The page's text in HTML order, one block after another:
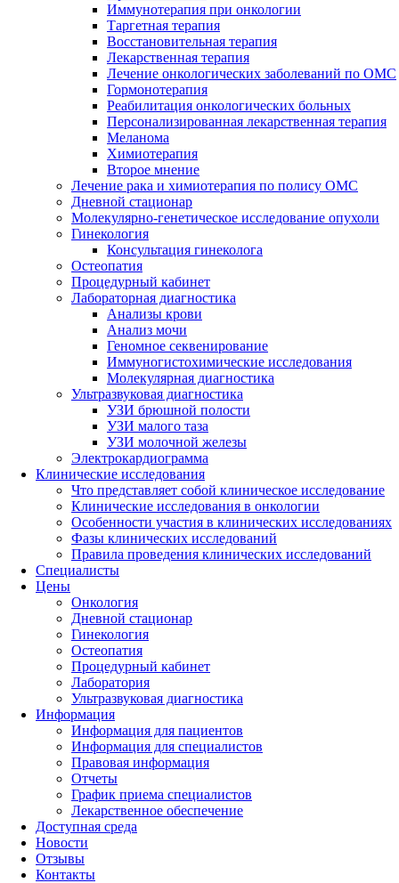
Иммунотерапия при онкологии
Таргетная терапия
Восстановительная терапия
Лекарственная терапия
Лечение онкологических заболеваний по ОМС
Гормонотерапия
Реабилитация онкологических больных
Персонализированная лекарственная терапия
Меланома
Химиотерапия
Второе мнение
Лечение рака и химиотерапия по полису ОМС
Дневной стационар
Молекулярно-генетическое исследование опухоли
Гинекология
Консультация гинеколога
Остеопатия
Процедурный кабинет
Лабораторная диагностика
Анализы крови
Анализ мочи
Геномное секвенирование
Иммуногистохими­ческие исследования
Молекулярная диагностика
Ультразвуковая диагностика
УЗИ брюшной полости
УЗИ малого таза
УЗИ молочной железы
Электрокардиограмма
Клинические исследования
Что представляет собой клиническое исследование
Клинические исследования в онкологии
Особенности участия в клинических исследованиях
Фазы клинических исследований
Правила проведения клинических исследований
Специалисты
Цены
Онкология
Дневной стационар
Гинекология
Остеопатия
Процедурный кабинет
Лаборатория
Ультразвуковая диагностика
Информация
Информация для пациентов
Информация для специалистов
Правовая информация
Отчеты
График приема специалистов
Лекарственное обеспечение
Доступная среда
Новости
Отзывы
Контакты